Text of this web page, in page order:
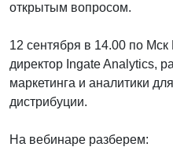
открытым вопросом.
12 сентября в 14.00 по
директор Ingate Analytics,
маркетинга и аналитики
дистрибуции.
На вебинаре разберем: